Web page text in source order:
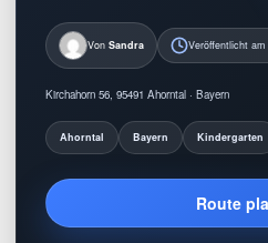
Von Sandra Veröffentlicht
Kirchahorn 56, 95491 Ahorntal · Bayern
Ahorntal Bayern Kindergarten
Route